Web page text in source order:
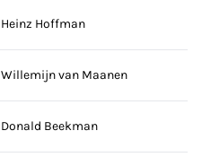
Heinz Hoffman
Willemijn van Maanen
Donald Beekman